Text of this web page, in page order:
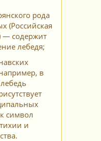
рода
(Российская
— содержит
лебедя;
в
символ
и